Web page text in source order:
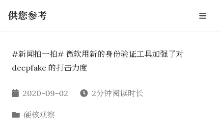
供您参考
#新闻拍一拍# 微软用新的身份验证工具加强了对
deepfake 的打击力度
2020-09-02 2分钟阅读时长
硬核观察